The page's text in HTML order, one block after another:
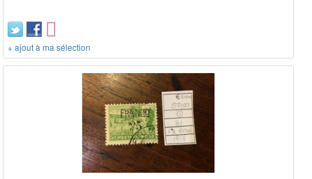
+ ajout à ma sélection